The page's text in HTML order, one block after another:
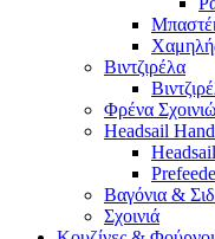
Βιντζιρέλα
Φρένα
Headsail
Βαγόνια &
Σχοινιά